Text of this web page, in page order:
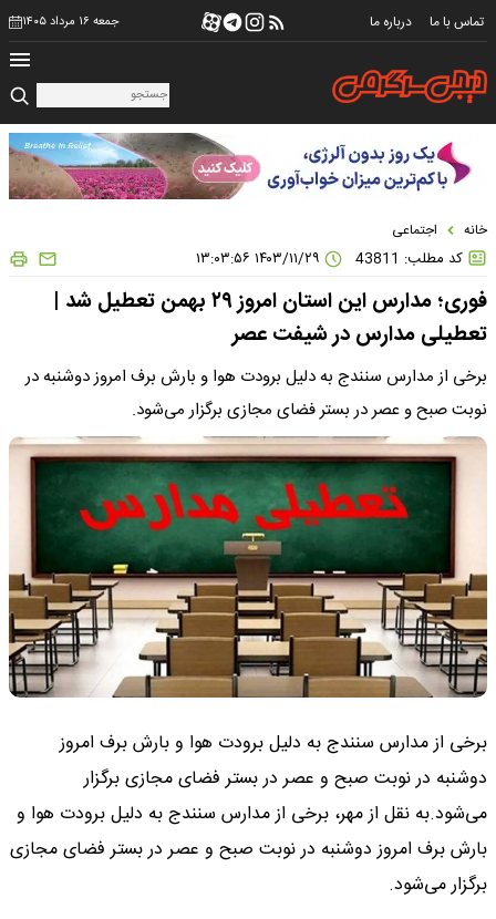
تماس با ما درباره ما جمعه ۱۶ مرداد ۱۴۰۵
خانه اجتماعی
کد مطلب: 43811
فوری؛ مدارس این استان امروز ۲۹ بهمن تعطیل شد |
تعطیلی مدارس در شیفت عصر
برخی از مدارس سنندج به دلیل برودت هوا و بارش برف امروز دوشنبه در
نوبت صبح و عصر در بستر فضای مجازی برگزار می‌شود.
برخی از مدارس سنندج به دلیل برودت هوا و بارش برف امروز
دوشنبه در نوبت صبح و عصر در بستر فضای مجازی برگزار
می‌شود.به نقل از مهر، برخی از مدارس سنندج به دلیل برودت هوا و
بارش برف امروز دوشنبه در نوبت صبح و عصر در بستر فضای مجازی
برگزار می‌شود.